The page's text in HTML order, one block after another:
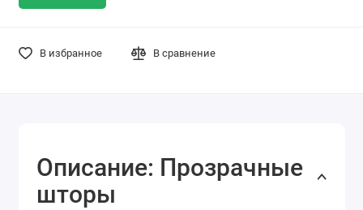
В избранное В сравнение
Описание: Прозрачные
шторы